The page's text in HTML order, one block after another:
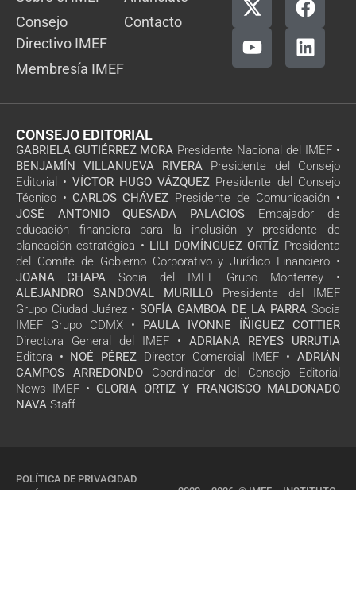
Consejo
Directivo IMEF
Membresía IMEF
Contacto
CONSEJO EDITORIAL
GABRIELA GUTIÉRREZ MORA Presidente Nacional del IMEF •
BENJAMÍN VILLANUEVA RIVERA Presidente del Consejo
Editorial • VÍCTOR HUGO VÁZQUEZ Presidente del Consejo
Técnico • CARLOS CHÁVEZ Presidente de Comunicación •
JOSÉ ANTONIO QUESADA PALACIOS Embajador de
educación financiera para la inclusión y presidente de
planeación estratégica • LILI DOMÍNGUEZ ORTÍZ Presidenta
del Comité de Gobierno Corporativo y Jurídico Financiero •
JOANA CHAPA Socia del IMEF Grupo Monterrey •
ALEJANDRO SANDOVAL MURILLO Presidente del IMEF
Grupo Ciudad Juárez • SOFÍA GAMBOA DE LA PARRA Socia
IMEF Grupo CDMX • PAULA IVONNE ÍÑIGUEZ COTTIER
Directora General del IMEF • ADRIANA REYES URRUTIA
Editora • NOÉ PÉREZ Director Comercial IMEF • ADRIÁN
CAMPOS ARREDONDO Coordinador del Consejo Editorial
News IMEF • GLORIA ORTIZ Y FRANCISCO MALDONADO
NAVA Staff
2022 – 2026 © IMEF – INSTITUTO
POLÍTICA DE PRIVACIDAD
POLÍTICA DE COOKIES